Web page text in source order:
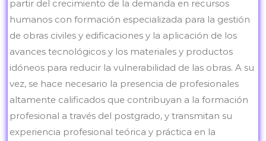
partir del crecimiento de la demanda en recursos
humanos con formación especializada para la gestión
de obras civiles y edificaciones y la aplicación de los
avances tecnológicos y los materiales y productos
idóneos para reducir la vulnerabilidad de las obras. A su
vez, se hace necesario la presencia de profesionales
altamente calificados que contribuyan a la formación
profesional a través del postgrado, y transmitan su
experiencia profesional teórica y práctica en la